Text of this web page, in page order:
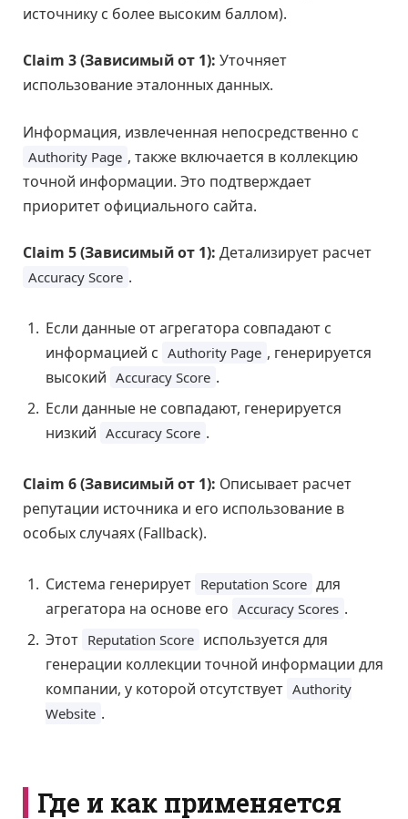
источнику с более высоким баллом).
Claim 3 (Зависимый от 1): Уточняет
использование эталонных данных.
Информация, извлеченная непосредственно с
Authority Page , также включается в коллекцию
точной информации. Это подтверждает
приоритет официального сайта.
Claim 5 (Зависимый от 1): Детализирует расчет
Accuracy Score .
Если данные от агрегатора совпадают с
информацией с Authority Page , генерируется
высокий Accuracy Score .
Если данные не совпадают, генерируется
низкий Accuracy Score .
Claim 6 (Зависимый от 1): Описывает расчет
репутации источника и его использование в
особых случаях (Fallback).
Система генерирует Reputation Score для
агрегатора на основе его Accuracy Scores .
Этот Reputation Score используется для
генерации коллекции точной информации для
компании, у которой отсутствует Authority
Website .
Где и как применяется